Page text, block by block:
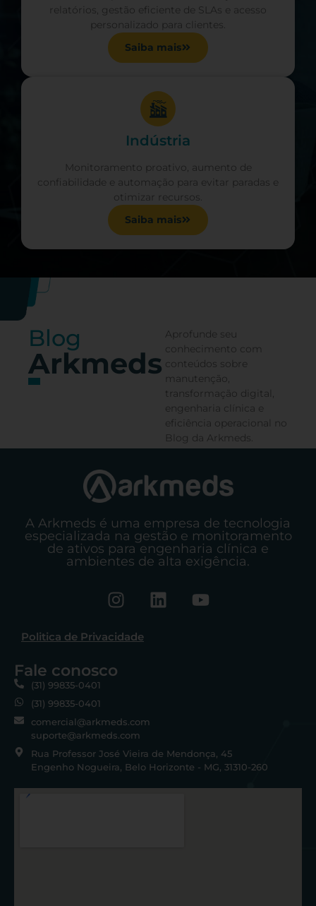
relatórios, gestão eficiente de SLAs e acesso
personalizado para clientes.
Saiba mais
Indústria
Monitoramento proativo, aumento de
confiabilidade e automação para evitar paradas e
otimizar recursos.
Saiba mais
Blog
Arkmeds
Aprofunde seu
conhecimento com
conteúdos sobre
manutenção,
transformação digital,
engenharia clínica e
eficiência operacional no
Blog da Arkmeds.
A Arkmeds é uma empresa de tecnologia
especializada na gestão e monitoramento
de ativos para engenharia clínica e
ambientes de alta exigência.
Politica de Privacidade
Fale conosco
(31) 99835-0401
(31) 99835-0401
comercial@arkmeds.com
suporte@arkmeds.com
Rua Professor José Vieira de Mendonça, 45
Engenho Nogueira, Belo Horizonte - MG, 31310-260